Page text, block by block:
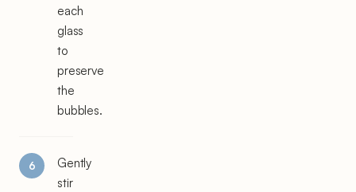
each
glass
to
preserve
the
bubbles.
Gently
stir